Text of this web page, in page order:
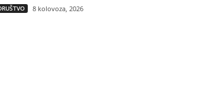
8 kolovoza, 2026